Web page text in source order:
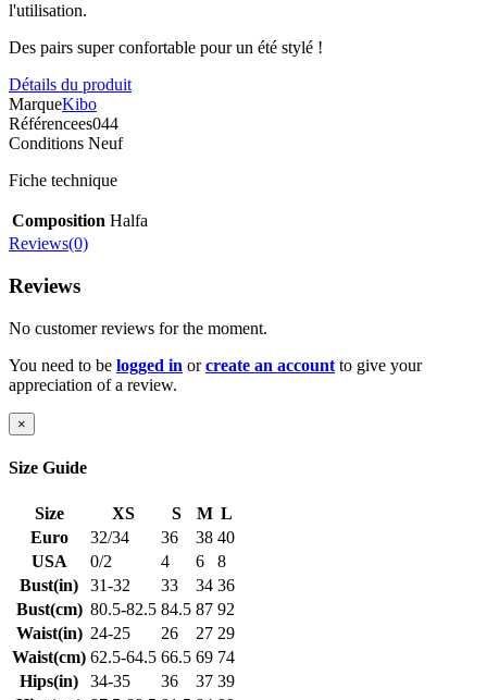
l'utilisation.
Des pairs super confortable pour un été stylé !
Détails du produit
MarqueKibo
Référencees044
Conditions Neuf
Fiche technique
Composition Halfa
Reviews(0)
Reviews
No customer reviews for the moment.
You need to be logged in orcreate an account to give your
appreciation of a review.
×
Size Guide
Size XS S M L
Euro
32/34 36 38 40
USA
0/2 4 6
8
Bust(in)
31-32 33 34 36
Bust(cm) 80.5-82.5 84.5 87 92
Waist(in) 24-25 26 27 29
Waist(cm) 62.5-64.5 66.5 69 74
Hips(in)
34-35 36 37 39